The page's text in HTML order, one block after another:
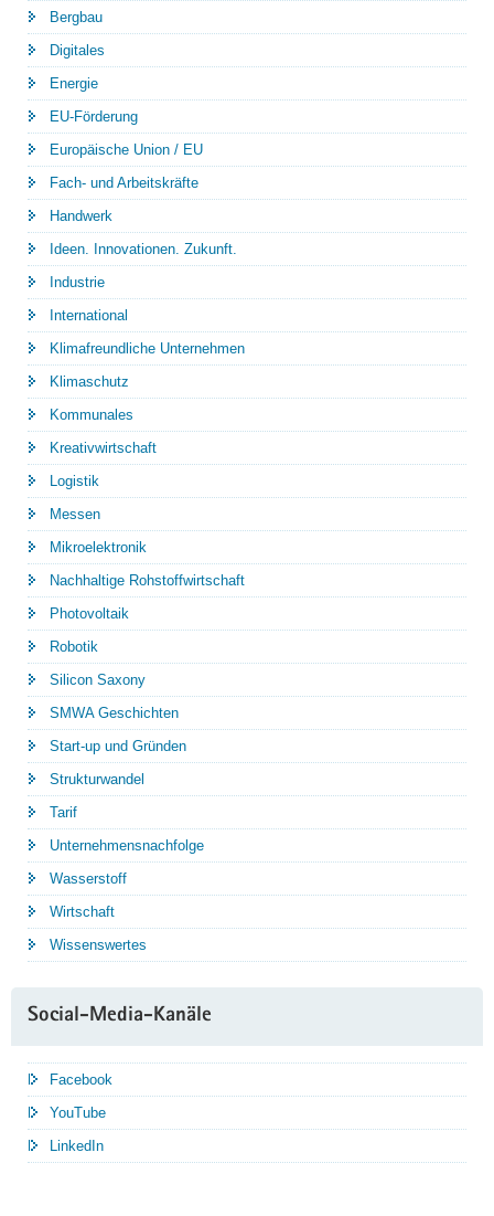
Bergbau
Digitales
Energie
EU-Förderung
Europäische Union / EU
Fach- und Arbeitskräfte
Handwerk
Ideen. Innovationen. Zukunft.
Industrie
International
Klimafreundliche Unternehmen
Klimaschutz
Kommunales
Kreativwirtschaft
Logistik
Messen
Mikroelektronik
Nachhaltige Rohstoffwirtschaft
Photovoltaik
Robotik
Silicon Saxony
SMWA Geschichten
Start-up und Gründen
Strukturwandel
Tarif
Unternehmensnachfolge
Wasserstoff
Wirtschaft
Wissenswertes
Social-Media-Kanäle
Facebook
YouTube
LinkedIn